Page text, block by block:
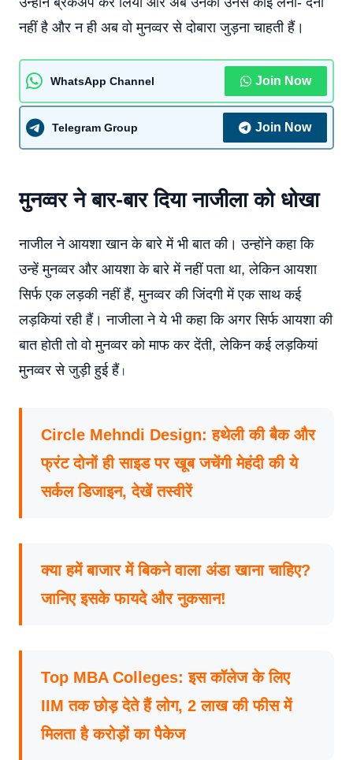
नहीं है और न ही अब वो मुनव्वर से दोबारा जुड़ना चाहती हैं।
WhatsApp Channel Join Now
Telegram Group Join Now
मुनव्वर ने बार-बार दिया नाजीला को धोखा
नाजील ने आयशा खान के बारे में भी बात की। उन्होंने कहा कि
उन्हें मुनव्वर और आयशा के बारे में नहीं पता था, लेकिन आयशा
सिर्फ एक लड़की नहीं हैं, मुनव्वर की जिंदगी में एक साथ कई
लड़कियां रही हैं। नाजीला ने ये भी कहा कि अगर सिर्फ आयशा की
बात होती तो वो मुनव्वर को माफ कर देंती, लेकिन कई लड़कियां
मुनव्वर से जुड़ी हुई हैं ।
Circle Mehndi Design: हथेली की बैक और
फ्रंट दोनों ही साइड पर खूब जचेंगी मेहंदी की ये
सर्कल डिजाइन, देखें तस्वीरें
क्या हमें बाजार में बिकने वाला अंडा खाना चाहिए?
जानिए इसके फायदे और नुकसान!
Top MBA Colleges: इस कॉलेज के लिए
IIM तक छोड़ देते हैं लोग, 2 लाख की फीस में
मिलता है करोड़ों का पैकेज